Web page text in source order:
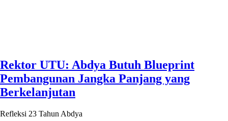
Rektor UTU: Abdya Butuh Blueprint
Pembangunan Jangka Panjang yang
Berkelanjutan
Refleksi 23 Tahun Abdya